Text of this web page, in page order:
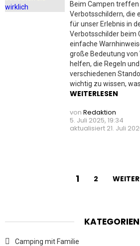
Beim Campen
Verbotsschildern, die
für unser Erlebnis in
Verbotsschilder beim
einfache
große Bedeutung von
helfen, die Regeln
verschiedenen
wichtig zu wissen,
WEITERLESEN
von Redaktion
5. Juli 2025, 19:34
aktualisiert 21. Juli
1 2 WEITER
KATEGORIEN
Camping mit Familie